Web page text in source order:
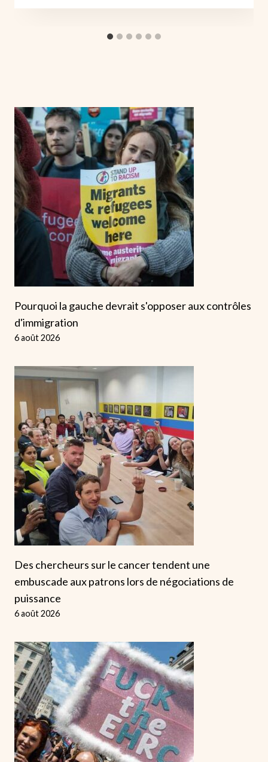
Pourquoi la gauche devrait s'opposer aux contrôles
d'immigration
6 août 2026
Des chercheurs sur le cancer tendent une
embuscade aux patrons lors de négociations de
puissance
6 août 2026